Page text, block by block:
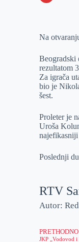
e
I
s
p
p
a
l
Na
Beogradski
rezultatom
Za igrača
bio je
šest.
Proleter je
Uroša
Poslednji
RTV
Autor:
PRETHODNO